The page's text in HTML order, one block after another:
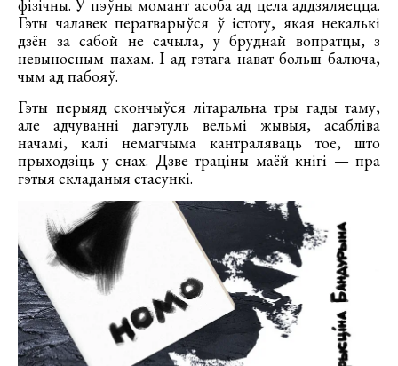
фізічны. У пэўны момант асоба ад цела аддзяляецца.
Гэты чалавек ператварыўся ў істоту, якая некалькі
дзён за сабой не сачыла, у бруднай вопратцы, з
невыносным пахам. І ад гэтага нават больш балюча,
чым ад пабояў.
Гэты перыяд скончыўся літаральна тры гады таму,
але адчуванні дагэтуль вельмі жывыя, асабліва
начамі, калі немагчыма кантраляваць тое, што
прыходзіць у снах. Дзве траціны маёй кнігі — пра
гэтыя складаныя стасункі.